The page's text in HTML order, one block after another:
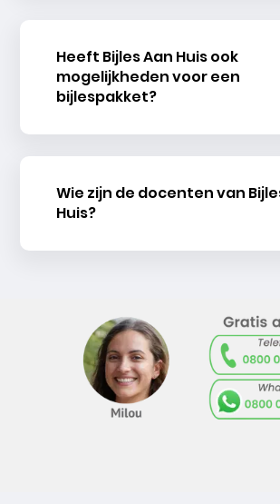
Heeft Bijles Aan Huis ook
mogelijkheden voor een
bijlespakket?
Wie zijn de docenten van
Huis?